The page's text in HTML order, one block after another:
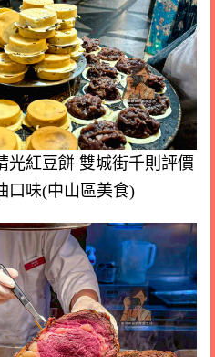
光紅豆餅 雙城街千則評價
口味(中山區美食)